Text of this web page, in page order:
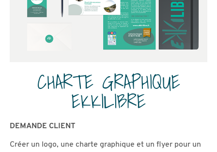
CHARTE GRAPHIQUE
EKKILIBRE
DEMANDE CLIENT
Créer un logo, une charte graphique et un flyer pour un